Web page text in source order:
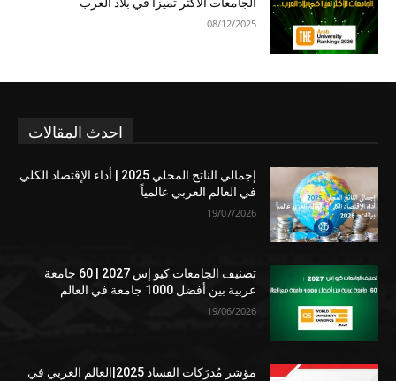
08/12/2025
احدث المقالات
إجمالي الناتج المحلي 2025 | أداء الإقتصاد الكلي
في العالم العربي عالمياً
19/07/2026
تصنيف الجامعات كيو إس 2027 | 60 جامعة
عربية بين أفضل 1000 جامعة في العالم
19/06/2026
مؤشر مُدرَكات الفساد 2025|العالم العربي في